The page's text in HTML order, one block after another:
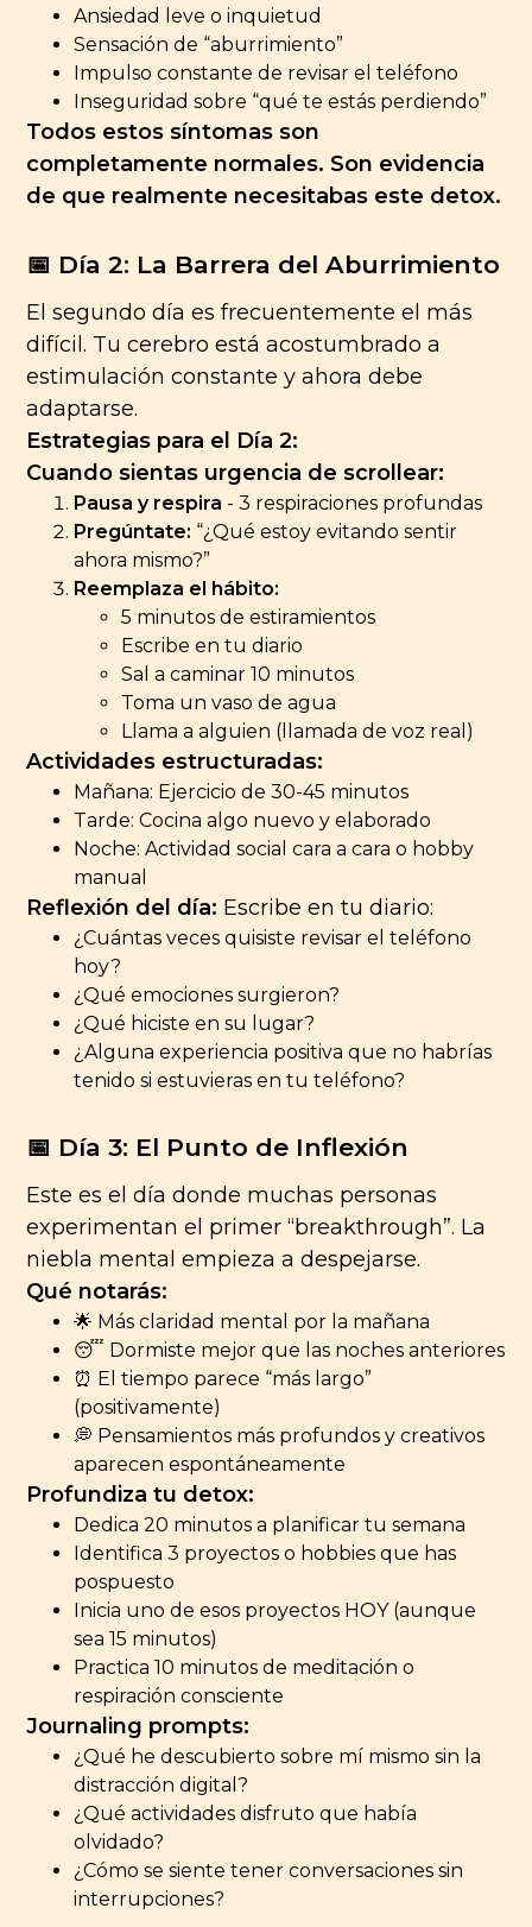
Ansiedad leve o inquietud
Sensación de “aburrimiento”
Impulso constante de revisar el teléfono
Inseguridad sobre “qué te estás perdiendo”
Todos estos síntomas son
completamente normales. Son evidencia
de que realmente necesitabas este detox.
📅 Día 2: La Barrera del Aburrimiento
El segundo día es frecuentemente el más
difícil. Tu cerebro está acostumbrado a
estimulación constante y ahora debe
adaptarse.
Estrategias para el Día 2:
Cuando sientas urgencia de scrollear:
Pausa y respira - 3 respiraciones profundas
Pregúntate: “¿Qué estoy evitando sentir
ahora mismo?”
Reemplaza el hábito:
5 minutos de estiramientos
Escribe en tu diario
Sal a caminar 10 minutos
Toma un vaso de agua
Llama a alguien (llamada de voz real)
Actividades estructuradas:
Mañana: Ejercicio de 30-45 minutos
Tarde: Cocina algo nuevo y elaborado
Noche: Actividad social cara a cara o hobby
manual
Reflexión del día: Escribe en tu diario:
¿Cuántas veces quisiste revisar el teléfono
hoy?
¿Qué emociones surgieron?
¿Qué hiciste en su lugar?
¿Alguna experiencia positiva que no habrías
tenido si estuvieras en tu teléfono?
📅 Día 3: El Punto de Inflexión
Este es el día donde muchas personas
experimentan el primer “breakthrough”. La
niebla mental empieza a despejarse.
Qué notarás:
🌟 Más claridad mental por la mañana
😴 Dormiste mejor que las noches anteriores
⏰ El tiempo parece “más largo”
(positivamente)
💭 Pensamientos más profundos y creativos
aparecen espontáneamente
Profundiza tu detox:
Dedica 20 minutos a planificar tu semana
Identifica 3 proyectos o hobbies que has
pospuesto
Inicia uno de esos proyectos HOY (aunque
sea 15 minutos)
Practica 10 minutos de meditación o
respiración consciente
Journaling prompts:
¿Qué he descubierto sobre mí mismo sin la
distracción digital?
¿Qué actividades disfruto que había
olvidado?
¿Cómo se siente tener conversaciones sin
interrupciones?